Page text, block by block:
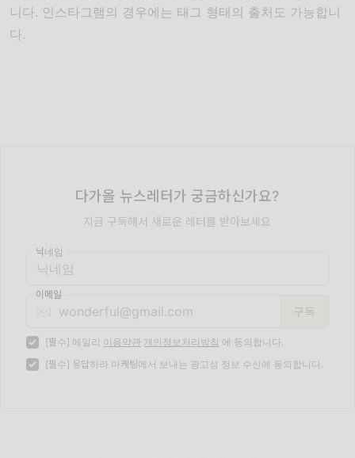
니다. 인스타그램의 경우에는 태그 형태의 출처도 가능합니
다.
다가올 뉴스레터가 궁금하신가요?
지금 구독해서 새로운 레터를 받아보세요
닉네임
이메일
✉️
[필수] 메일리 이용약관 개인정보처리방침 에 동의합니다.
[필수] 응답하라 마케팅에서 보내는 광고성 정보 수신에 동의합니다.